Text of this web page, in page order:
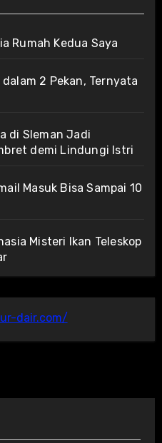
Rumah Kedua Saya
2 Pekan, Ternyata
di Sleman Jadi
demi Lindungi Istri
Masuk Bisa Sampai 10
Misteri Ikan Teleskop
dair.com/